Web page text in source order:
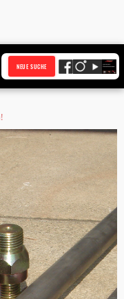
NEUE SUCHE
mit seitlich verstärktem und